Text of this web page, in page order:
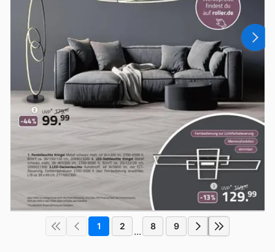
1 2 ... 8 9